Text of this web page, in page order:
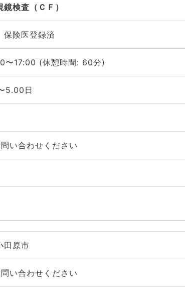
検査（ＣＦ）
保険医登録済
〜17:00 (休憩時間: 60分)
5.00日
い合わせください
田原市
い合わせください